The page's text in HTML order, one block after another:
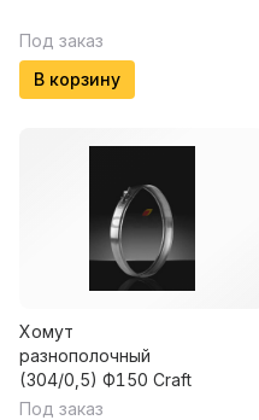
Под заказ
В корзину
Хомут
разнополочный
(304/0,5) Ф150 Craft
Под заказ